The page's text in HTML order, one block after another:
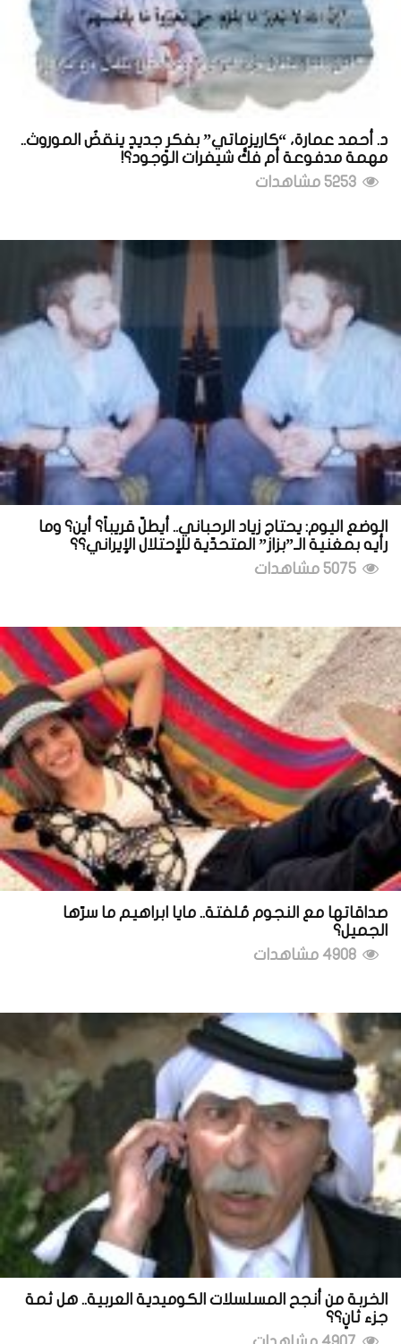
د. أحمد عمارة، “كاريزماتي” بفكرٍ جديدٍ ينقضُ الموروث..
مهمة مدفوعة أم فكُّ شيفرات الوجود؟!
الوضع اليوم: يحتاج زياد الرحباني.. أيطلّ قريباً؟ أين؟ وما
رأيه بمغنية الـ”بزاز” المتحدّية للإحتلال الإيراني؟؟
صداقاتها مع النجوم مُلفتة.. مايا ابراهيم ما سرّها
الجميل؟
الخربة من أنجح المسلسلات الكوميدية العربية.. هل ثمة
جزء ثانٍ؟؟